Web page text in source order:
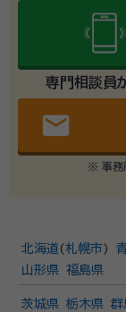
専門相談員
email
※ 事務
北海道 (札幌市)
山形県 福島県
茨城県 栃木県 群